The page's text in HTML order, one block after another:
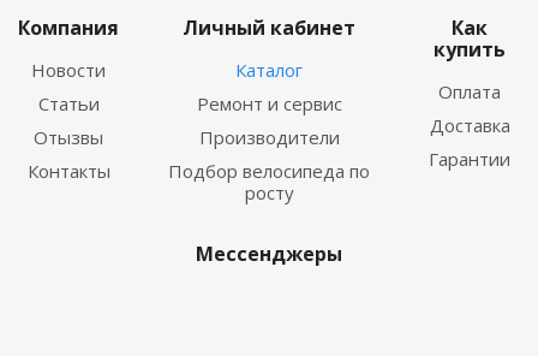
Компания
Новости
Статьи
Отызвы
Контакты
Личный кабинет
Каталог
Ремонт и сервис
Производители
Подбор велосипеда по
росту
Как
купить
Оплата
Доставка
Гарантии
Мессенджеры